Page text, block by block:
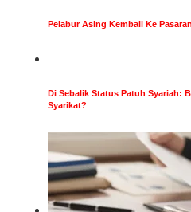
Pelabur Asing Kembali Ke
Di Sebalik Status Patuh Syariah:
Syarikat?